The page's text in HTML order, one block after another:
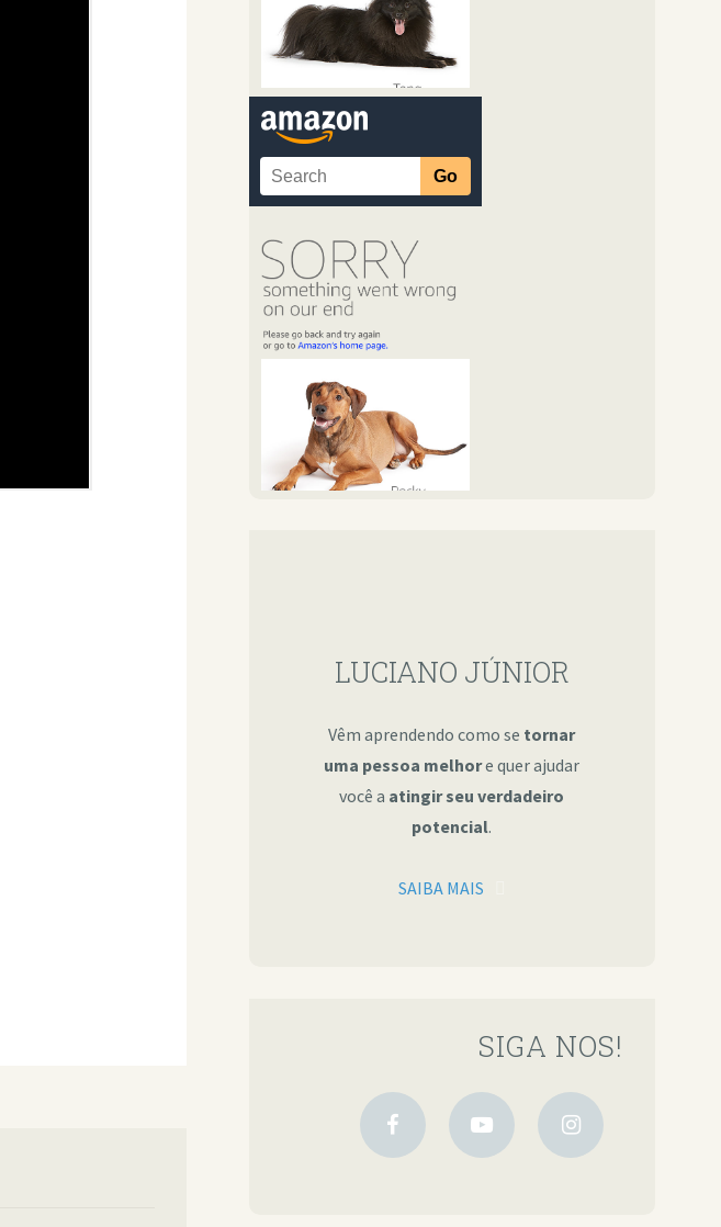
LUCIANO JÚNIOR
Vêm aprendendo como se tornar
uma pessoa melhore quer ajudar
você a atingir seu verdadeiro
potencial.
SAIBA MAIS
SIGA NOS!